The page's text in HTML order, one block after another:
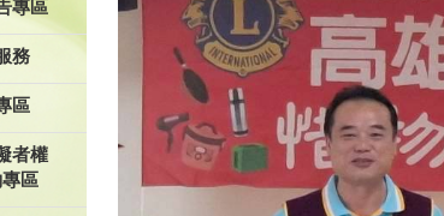
專區
務
區
者權
區